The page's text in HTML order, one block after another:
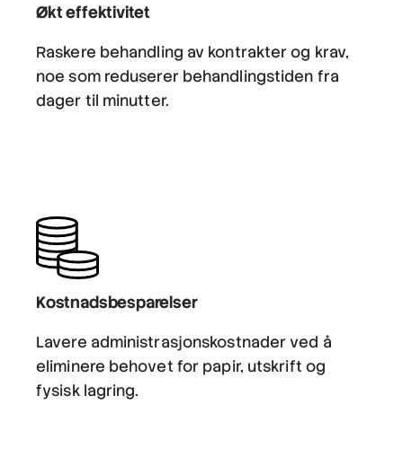
Økt effektivitet
Raskere behandling av kontrakter og krav,
noe som reduserer behandlingstiden fra
dager til minutter.
Kostnadsbesparelser
Lavere administrasjonskostnader ved å
eliminere behovet for papir, utskrift og
fysisk lagring.